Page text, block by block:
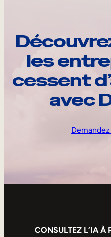
les
cessent
avec
CONSULTEZ L’IA À